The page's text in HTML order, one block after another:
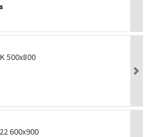
500x800
600x900